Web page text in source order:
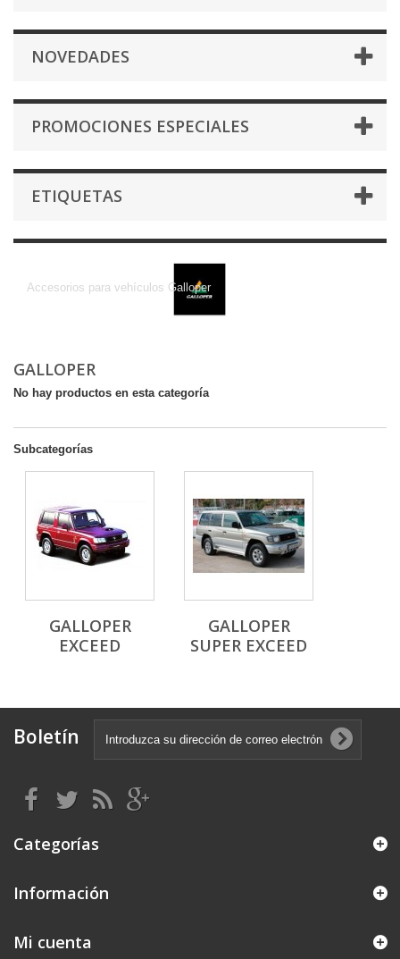
NOVEDADES
PROMOCIONES ESPECIALES
ETIQUETAS
Accesorios para vehículos Galloper
GALLOPER
No hay productos en esta categoría
Subcategorías
GALLOPER
EXCEED
GALLOPER
SUPER EXCEED
Boletín
Categorías
Información
Mi cuenta